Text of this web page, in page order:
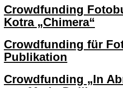
Crowdfunding
Kotra „Chimera“
Crowdfunding für
Publikation
Crowdfunding „In